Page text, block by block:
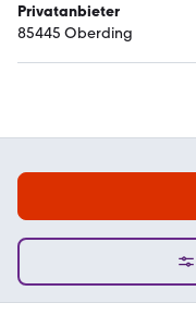
Privatanbieter
85445 Oberding